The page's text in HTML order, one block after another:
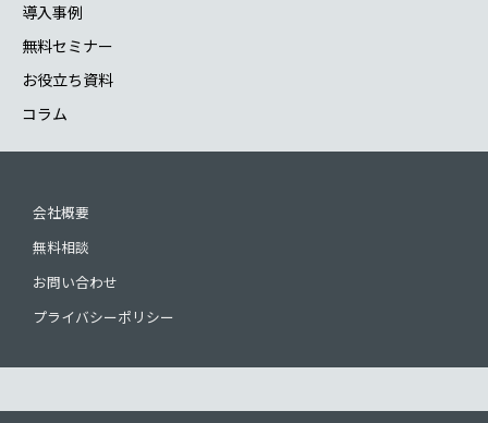
導入事例
無料セミナー
お役立ち資料
コラム
会社概要
無料相談
お問い合わせ
プライバシーポリシー